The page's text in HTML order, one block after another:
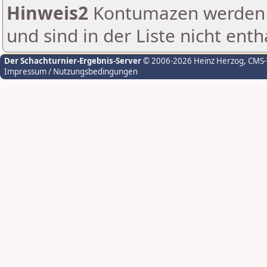
Hinweis2 Kontumazen
und sind in der Liste nicht
Der Schachturnier-Ergebnis-Server© 2006-2026 Heinz Herzog,
Impressum / Nutzungsbedingungen